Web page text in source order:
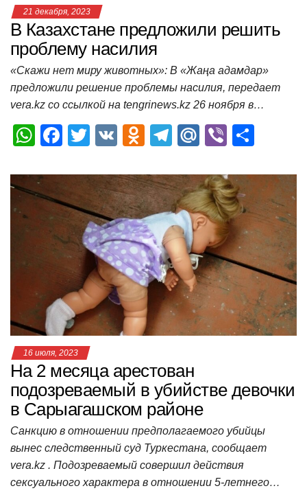
21 декабря, 2023
В Казахстане предложили решить
проблему насилия
«Скажи нет миру животных»: В «Жаңа адамдар»
предложили решение проблемы насилия, передает
vera.kz со ссылкой на tengrinews.kz 26 ноября в…
W
at
s
A
F
c
e
b
o
o
k
T
tt
er
V
O
n
o
kl
a
ss
ni
ki
T
e
gr
a
m
M
.R
u
Vi
er п
р
а
в
и
т
ь
16 июля, 2023
На 2 месяца арестован
подозреваемый в убийстве девочки
в Сарыагашском районе
Санкцию в отношении предполагаемого убийцы
вынес следственный суд Туркестана, сообщает
vera.kz . Подозреваемый совершил действия
сексуального характера в отношении 5-летнего…